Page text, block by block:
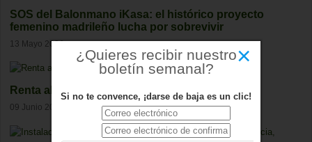
SOS del Balonmano iKasa: el histórico proyecto
femenino madrileño lucha por sobrevivir
13 Mayo 2026
Renta alta no significa demanda garantizada
09 Junio 2026
×
¿Quieres recibir nuestro
boletín semanal?
Si no te convence, ¡darse de baja es un clic!